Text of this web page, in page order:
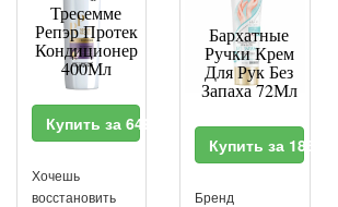
Тресемме
Репэр Протек
Кондиционер
400Мл
Купить за 649 RUR
Хочешь
восстановить
Бархатные
Ручки Крем
Для Рук Без
Запаха 72Мл
Купить за 186
Бренд